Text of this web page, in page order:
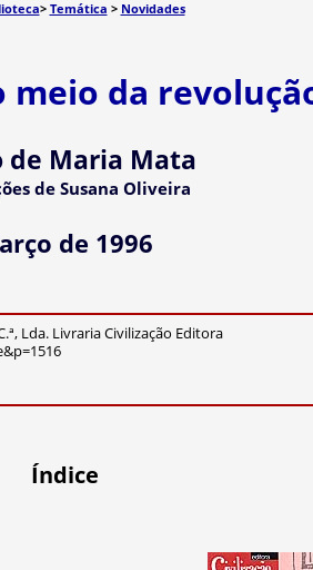
> Temática > Novidades
meio da
de Maria Mata
de Susana Oliveira
de 1996
Lda. Livraria Civilização Editora
Índice